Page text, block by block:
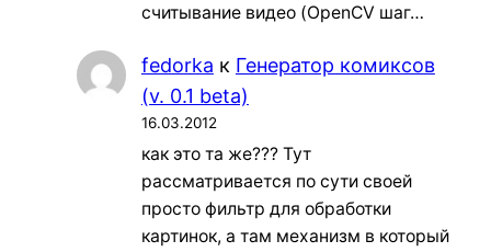
считывание видео (OpenCV шаг…
fedorka к Генератор комиксов
(v. 0.1 beta)
16.03.2012
как это та же??? Тут
рассматривается по сути своей
просто фильтр для обработки
картинок, а там механизм в который